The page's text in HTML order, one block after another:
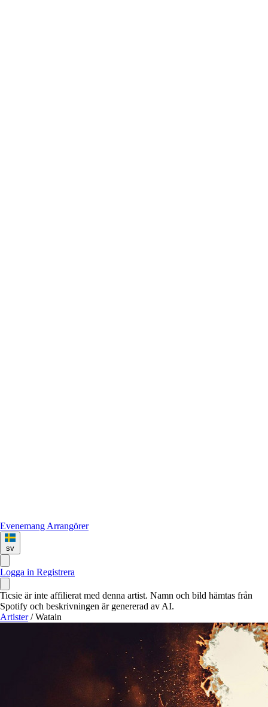
Evenemang Arrangörer
sv
Logga in Registrera
Ticsie är inte affilierat med denna artist. Namn och bild hämtas från
Spotify och beskrivningen är genererad av AI.
Artister / Watain